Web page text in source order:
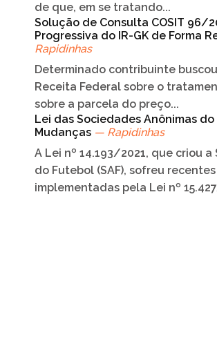
de que, em se tratando...
Solução de Consulta COSIT 96/
Progressiva do IR-GK de Forma
Rapidinhas
Determinado contribuinte
Receita Federal sobre o
sobre a parcela do preço...
Lei das Sociedades Anônimas
Mudanças — Rapidinhas
A Lei nº 14.193/2021, que criou
do Futebol (SAF), sofreu
implementadas pela Lei nº